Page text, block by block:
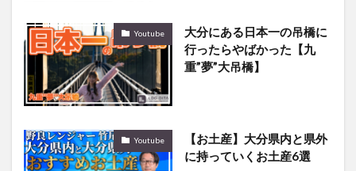
Youtube
大分にある日本一の吊橋に
行ったらやばかった【九
重”夢”大吊橋】
Youtube
【お土産】大分県内と県外
に持っていくお土産6選